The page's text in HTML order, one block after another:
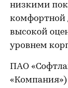
низкими
комфортной
высокой
уровнем
ПАО